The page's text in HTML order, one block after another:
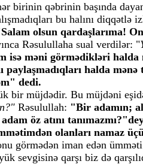
birinin qəbrinin başında
bu halını
olsun qardaşlarıma!
Rəsulullaha sual verdilər: "
isə məni görmədikləri halda
paylaşmadıqları halda
dedi.
bir müjdədir. Bu müjdəni
Rəsulullah: "Bir adamın;
öz atını
olanları namaz
görmədən iman edən
sevgisinə qarşı biz də